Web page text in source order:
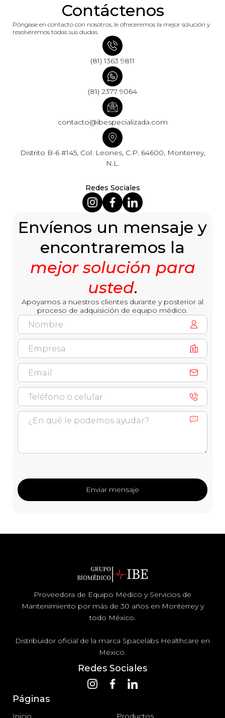
Contáctenos
Póngase en contacto con nosotros, le ofreceremos la mejor solución y
resolveremos todas sus dudas.
(81) 1363 9811
(81) 2377 9064
contacto@ibespecializada.com
Distrito B-6 #145, Col. Leones, C.P. 64600, Monterrey,
N.L.
Redes Sociales
Envíenos un mensaje y
encontraremos la
mejor solución para
usted.
Apoyamos a nuestros clientes durante y posterior al
proceso de adquisición de equipo médico.
Proveedora de Equipo Médico y Servicios de
Mantenimiento por más de 30 años en Monterrey y
todo México.
Distribuidor oficial de la marca Spacelabs Healthcare en
México.
Redes Sociales
Páginas
Inicio Productos